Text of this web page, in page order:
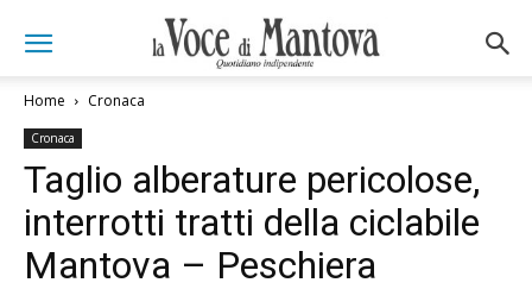
Home Cronaca
Cronaca
Taglio alberature pericolose,
interrotti tratti della ciclabile
Mantova – Peschiera